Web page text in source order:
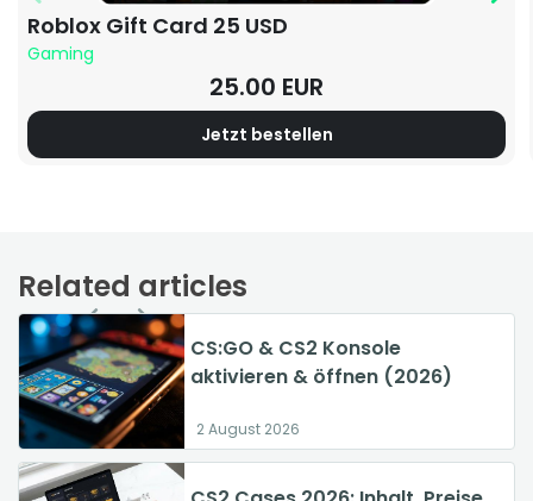
Roblox Gift Card 25 USD
Gaming
25.00 EUR
Jetzt bestellen
Related articles
2/3
Was ist SEO? Leitfaden für
Suchmaschinenoptimierung
2 August 2026
CS:GO & CS2 Konsole
aktivieren & öffnen (2026)
2 August 2026
CS2: Steam is required to join
a game beheben 2026
2 August 2026